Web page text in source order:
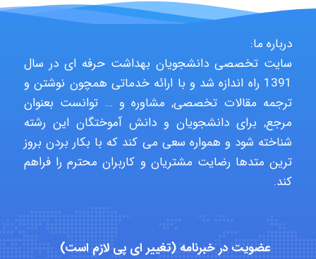
aghajari vahid
Poubakhtiari
Alirez0990
درباره ما:
سایت تخصصی دانشجویان بهداشت حرفه ای در سال
1391 راه اندازه شد و با ارائه خدماتی همچون نوشتن و
ترجمه مقالات تخصصی, مشاوره و … توانست بعنوان
مرجع, برای دانشجویان و دانش آموختگان این رشته
شناخته شود و همواره سعی می کند که با بکار بردن بروز
ترین متدها رضایت مشتریان و کاربران محترم را فراهم
کند.
عضویت در خبرنامه (تغییر ای پی لازم است)